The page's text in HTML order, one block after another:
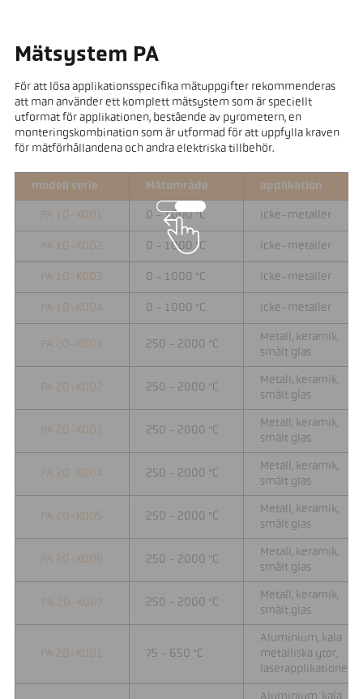
Mätsystem PA
För att lösa applikationsspecifika mätuppgifter rekommenderas
att man använder ett komplett mätsystem som är speciellt
utformat för applikationen, bestående av pyrometern, en
monteringskombination som är utformad för att uppfylla kraven
för mätförhållandena och andra elektriska tillbehör.
modell serie Mätområde applikation
PA 10-K001 0 - 1000 °C Icke-metaller
PA 10-K002 0 - 1000 °C Icke-metaller
PA 10-K003 0 - 1000 °C Icke-metaller
PA 10-K004 0 - 1000 °C Icke-metaller
PA 20-K001 250 - 2000 °C
Metall, keramik,
smält glas
PA 20-K002 250 - 2000 °C
Metall, keramik,
smält glas
PA 20-K003 250 - 2000 °C
Metall, keramik,
smält glas
PA 20-K004 250 - 2000 °C
Metall, keramik,
smält glas
PA 20-K005 250 - 2000 °C
Metall, keramik,
smält glas
PA 20-K006 250 - 2000 °C
Metall, keramik,
smält glas
PA 20-K007 250 - 2000 °C
Metall, keramik,
smält glas
PA 28-K001 75 - 650 °C
Aluminium, kala
metalliska ytor,
laserapplikationer